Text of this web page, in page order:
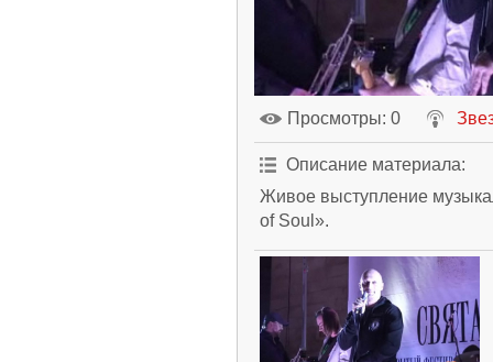
Просмотры: 0
Описание материала:
Живое выступление
of Soul».